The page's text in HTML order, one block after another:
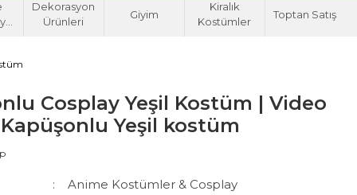
Dekorasyon
Ürünleri
Giyim
Kiralık
Kostümler
Toptan Satış
Cosplay Yeşil Kostüm | Video
Yeşil kostüm
Anime Kostümler & Cosplay